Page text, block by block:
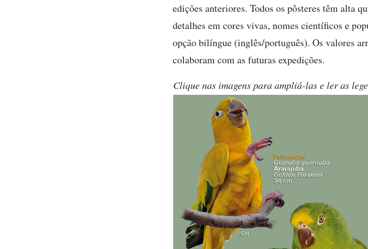
edições anteriores. Todos os pôsteres têm alta
detalhes em cores vivas, nomes científicos e
opção bilíngue (inglês/português). Os valores
colaboram com as futuras expedições.
Clique nas imagens para ampliá-las e ler as